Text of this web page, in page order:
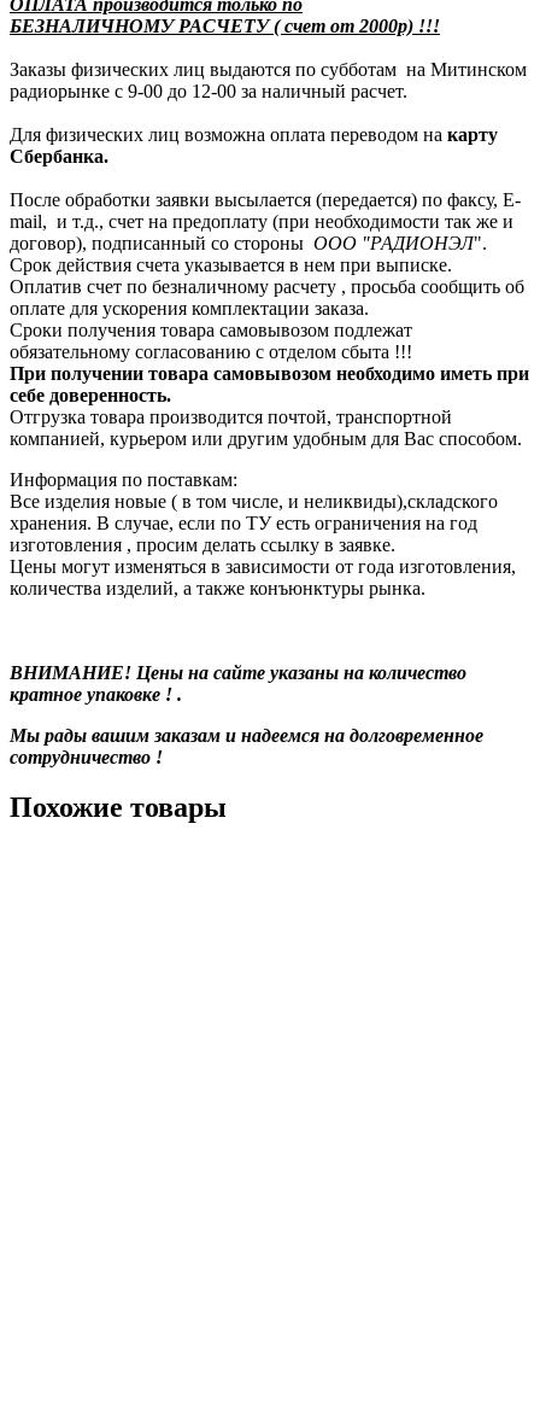
БЕЗНАЛИЧНОМУ РАСЧЕТУ ( счет от 2000р) !!!
Заказы физических лиц выдаются по субботам на Митинском
радиорынке с 9-00 до 12-00 за наличный расчет.
Для физических лиц возможна оплата переводом на карту
Сбербанка.
После обработки заявки высылается (передается) по факсу, E-
mail, и т.д., счет на предоплату (при необходимости так же и
договор), подписанный со стороны ООО "РАДИОНЭЛ".
Срок действия счета указывается в нем при выписке.
Оплатив счет по безналичному расчету , просьба сообщить об
оплате для ускорения комплектации заказа.
Сроки получения товара самовывозом подлежат
обязательному согласованию с отделом сбыта !!!
При получении товара самовывозом необходимо иметь при
себе доверенность.
Отгрузка товара производится почтой, транспортной
компанией, курьером или другим удобным для Вас способом.
Информация по поставкам:
Все изделия новые ( в том числе, и неликвиды),складского
хранения. В случае, если по ТУ есть ограничения на год
изготовления , просим делать ссылку в заявке.
Цены могут изменяться в зависимости от года изготовления,
количества изделий, а также конъюнктуры рынка.
ВНИМАНИЕ! Цены на сайте указаны на количество
кратное упаковке ! .
Мы рады вашим заказам и надеемся на долговременное
сотрудничество !
Похожие товары